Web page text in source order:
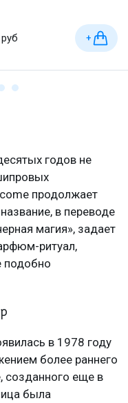
+
годов не
продолжает
в переводе
магия», задает
ритуал,
подобно
в 1978 году
более раннего
созданного еще в
была